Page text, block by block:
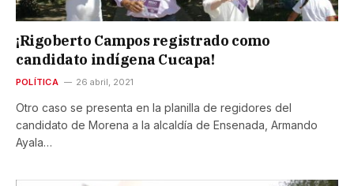
¡Rigoberto Campos registrado como
candidato indígena Cucapa!
POLÍTICA 26 abril, 2021
Otro caso se presenta en la planilla de regidores del
candidato de Morena a la alcaldía de Ensenada, Armando
Ayala…